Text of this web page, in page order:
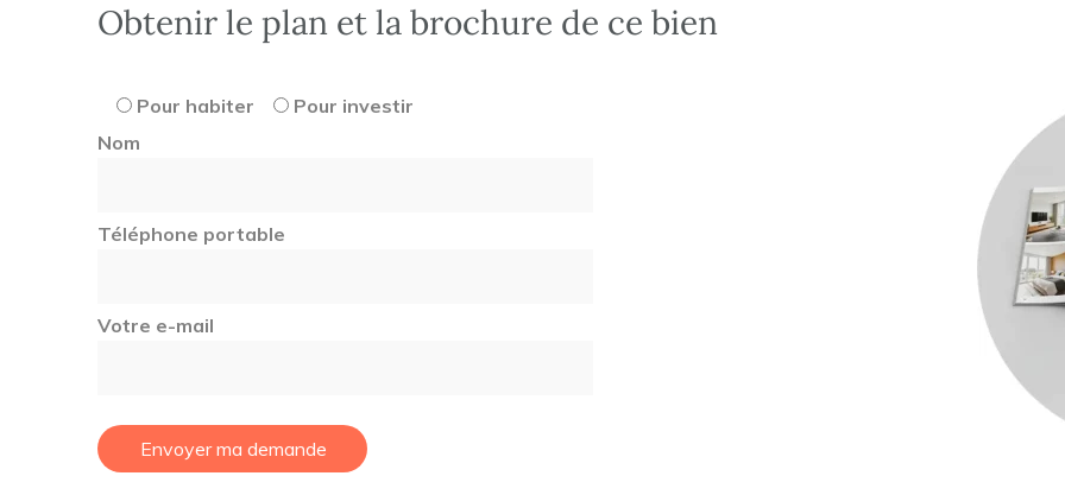
Obtenir le plan et la brochure de ce bien
Pour habiter
Pour investir
Nom
Téléphone portable
Votre e-mail
Envoyer ma demande